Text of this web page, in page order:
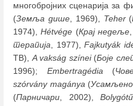
многобројних сценарија
(Земља дише, 1969), Teher(
1974),Hétvége (Крај недеље
терапија, 1977),Fajkutyák
ТВ),A vakság színei(Боје
1996); Embertragédia(
szórvány magánya(
(Парничари, 2002),